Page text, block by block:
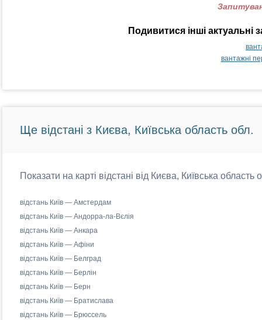
Подивитися інші
вантажні
Ще відстані з Києва, Київська область обл.
Показати на карті відстані від Києва, Київська
відстань Київ — Амстердам
відстань Київ — Андорра-ла-Вєлія
відстань Київ — Анкара
відстань Київ — Афіни
відстань Київ — Белград
відстань Київ — Берлін
відстань Київ — Берн
відстань Київ — Братислава
відстань Київ — Брюссель